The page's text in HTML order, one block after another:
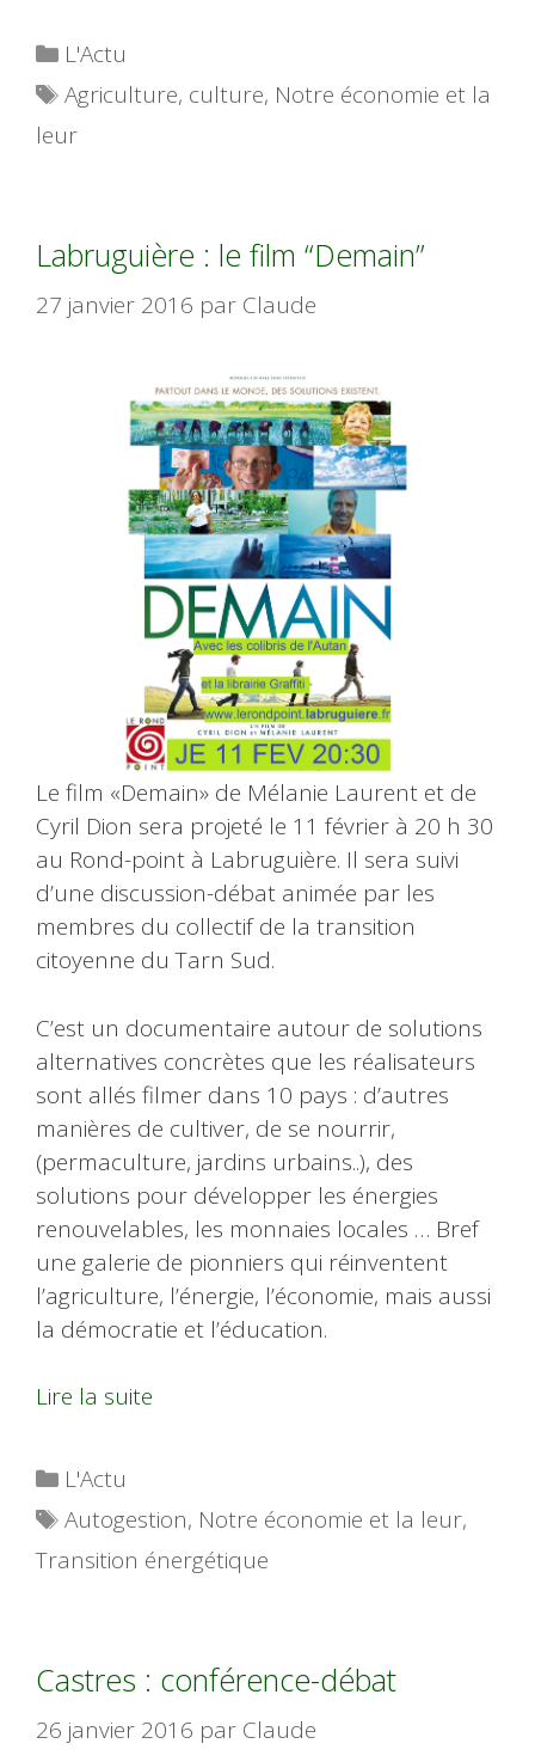
Catégories
L'Actu
Étiquettes
Agriculture, culture, Notre économie et la
leur
Labruguière : le film “Demain”
27 janvier 2016 par Claude
Le film «Demain» de Mélanie Laurent et de
Cyril Dion sera projeté le 11 février à 20 h 30
au Rond-point à Labruguière. Il sera suivi
d’une discussion-débat animée par les
membres du collectif de la transition
citoyenne du Tarn Sud.
C’est un documentaire autour de solutions
alternatives concrètes que les réalisateurs
sont allés filmer dans 10 pays : d’autres
manières de cultiver, de se nourrir,
(permaculture, jardins urbains..), des
solutions pour développer les énergies
renouvelables, les monnaies locales … Bref
une galerie de pionniers qui réinventent
l’agriculture, l’énergie, l’économie, mais aussi
la démocratie et l’éducation.
Lire la suite
Catégories
L'Actu
Étiquettes
Autogestion, Notre économie et la leur,
Transition énergétique
Castres : conférence-débat
26 janvier 2016 par Claude